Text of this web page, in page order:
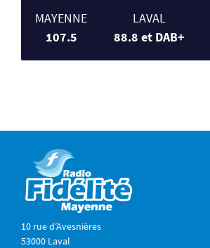
MAYENNE
107.5
LAVAL
88.8 et DAB+
10 rue d’Avesnières
53000 Laval